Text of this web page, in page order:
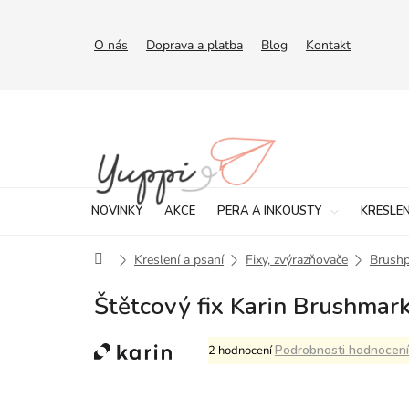
O nás Doprava a platba Blog Kontakt
NOVINKY AKCE PERA A INKOUSTY
DomůKreslení a psaní Fixy, zvýrazňovače
Štětcový fix Karin
Průměrné
hodnocení
2 hodnoceníPodrobnosti hodnocení